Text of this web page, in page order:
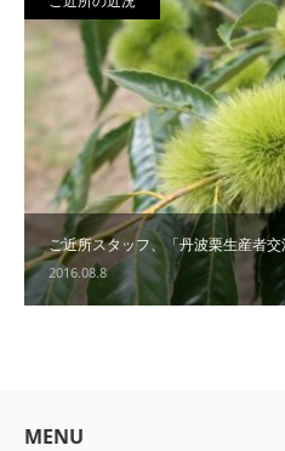
ご近所スタッフ、「丹波栗生産者
2016.08.8
MENU